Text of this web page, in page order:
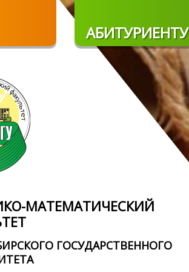
АБИТУРИЕНТУ
МАТЕМАТИЧЕСКИЙ
ГОСУДАРСТВЕННОГО